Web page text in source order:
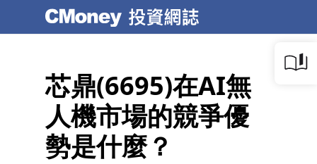
芯鼎(6695)在AI無
人機市場的競爭優
勢是什麼？